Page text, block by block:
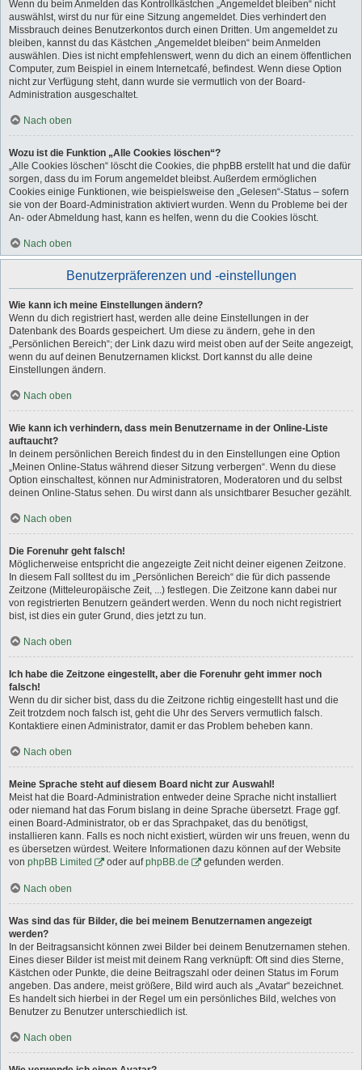
Wenn du beim Anmelden das Kontrollkästchen „Angemeldet bleiben“ nicht
auswählst, wirst du nur für eine Sitzung angemeldet. Dies verhindert den
Missbrauch deines Benutzerkontos durch einen Dritten. Um angemeldet zu
bleiben, kannst du das Kästchen „Angemeldet bleiben“ beim Anmelden
auswählen. Dies ist nicht empfehlenswert, wenn du dich an einem öffentlichen
Computer, zum Beispiel in einem Internetcafé, befindest. Wenn diese Option
nicht zur Verfügung steht, dann wurde sie vermutlich von der Board-
Administration ausgeschaltet.
Nach oben
Wozu ist die Funktion „Alle Cookies löschen“?
„Alle Cookies löschen“ löscht die Cookies, die phpBB erstellt hat und die dafür
sorgen, dass du im Forum angemeldet bleibst. Außerdem ermöglichen
Cookies einige Funktionen, wie beispielsweise den „Gelesen“-Status – sofern
sie von der Board-Administration aktiviert wurden. Wenn du Probleme bei der
An- oder Abmeldung hast, kann es helfen, wenn du die Cookies löscht.
Nach oben
Benutzerpräferenzen und -einstellungen
Wie kann ich meine Einstellungen ändern?
Wenn du dich registriert hast, werden alle deine Einstellungen in der
Datenbank des Boards gespeichert. Um diese zu ändern, gehe in den
„Persönlichen Bereich“; der Link dazu wird meist oben auf der Seite angezeigt,
wenn du auf deinen Benutzernamen klickst. Dort kannst du alle deine
Einstellungen ändern.
Nach oben
Wie kann ich verhindern, dass mein Benutzername in der Online-Liste
auftaucht?
In deinem persönlichen Bereich findest du in den Einstellungen eine Option
„Meinen Online-Status während dieser Sitzung verbergen“. Wenn du diese
Option einschaltest, können nur Administratoren, Moderatoren und du selbst
deinen Online-Status sehen. Du wirst dann als unsichtbarer Besucher gezählt.
Nach oben
Die Forenuhr geht falsch!
Möglicherweise entspricht die angezeigte Zeit nicht deiner eigenen Zeitzone.
In diesem Fall solltest du im „Persönlichen Bereich“ die für dich passende
Zeitzone (Mitteleuropäische Zeit, ...) festlegen. Die Zeitzone kann dabei nur
von registrierten Benutzern geändert werden. Wenn du noch nicht registriert
bist, ist dies ein guter Grund, dies jetzt zu tun.
Nach oben
Ich habe die Zeitzone eingestellt, aber die Forenuhr geht immer noch
falsch!
Wenn du dir sicher bist, dass du die Zeitzone richtig eingestellt hast und die
Zeit trotzdem noch falsch ist, geht die Uhr des Servers vermutlich falsch.
Kontaktiere einen Administrator, damit er das Problem beheben kann.
Nach oben
Meine Sprache steht auf diesem Board nicht zur Auswahl!
Meist hat die Board-Administration entweder deine Sprache nicht installiert
oder niemand hat das Forum bislang in deine Sprache übersetzt. Frage ggf.
einen Board-Administrator, ob er das Sprachpaket, das du benötigst,
installieren kann. Falls es noch nicht existiert, würden wir uns freuen, wenn du
es übersetzen würdest. Weitere Informationen dazu können auf der Website
von phpBB Limited oder aufphpBB.de gefunden werden.
Nach oben
Was sind das für Bilder, die bei meinem Benutzernamen angezeigt
werden?
In der Beitragsansicht können zwei Bilder bei deinem Benutzernamen stehen.
Eines dieser Bilder ist meist mit deinem Rang verknüpft: Oft sind dies Sterne,
Kästchen oder Punkte, die deine Beitragszahl oder deinen Status im Forum
angeben. Das andere, meist größere, Bild wird auch als „Avatar“ bezeichnet.
Es handelt sich hierbei in der Regel um ein persönliches Bild, welches von
Benutzer zu Benutzer unterschiedlich ist.
Nach oben